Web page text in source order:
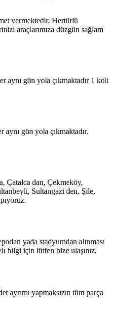
vermektedir. Hertürlü
araçlarımıza düzgün sağlam
aynı gün yola çıkmaktadır 1 koli
aynı gün yola çıkmaktadır.
Çatalca dan, Çekmeköy,
Sultangazi den, Şile,
yada stadyumdan alınması
bilgi için lütfen bize ulaşınız.
ayrımı yapmaksızın tüm parça